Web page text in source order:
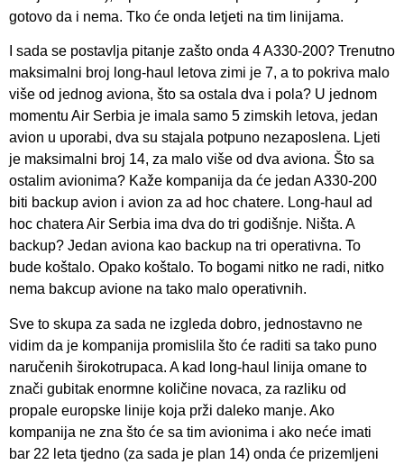
gotovo da i nema. Tko će onda letjeti na tim linijama.
I sada se postavlja pitanje zašto onda 4 A330-200? Trenutno
maksimalni broj long-haul letova zimi je 7, a to pokriva malo
više od jednog aviona, što sa ostala dva i pola? U jednom
momentu Air Serbia je imala samo 5 zimskih letova, jedan
avion u uporabi, dva su stajala potpuno nezaposlena. Ljeti
je maksimalni broj 14, za malo više od dva aviona. Što sa
ostalim avionima? Kaže kompanija da će jedan A330-200
biti backup avion i avion za ad hoc chatere. Long-haul ad
hoc chatera Air Serbia ima dva do tri godišnje. Ništa. A
backup? Jedan aviona kao backup na tri operativna. To
bude koštalo. Opako koštalo. To bogami nitko ne radi, nitko
nema bakcup avione na tako malo operativnih.
Sve to skupa za sada ne izgleda dobro, jednostavno ne
vidim da je kompanija promislila što će raditi sa tako puno
naručenih širokotrupaca. A kad long-haul linija omane to
znači gubitak enormne količine novaca, za razliku od
propale europske linije koja prži daleko manje. Ako
kompanija ne zna što će sa tim avionima i ako neće imati
bar 22 leta tjedno (za sada je plan 14) onda će prizemljeni